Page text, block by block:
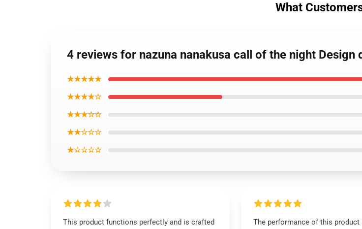
What
4 reviews for nazuna nanakusa call of the night Design
★★★★★
★★★★☆
★★★☆☆
★★☆☆☆
★☆☆☆☆
This product functions perfectly and is crafted
The performance of this product